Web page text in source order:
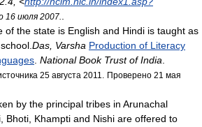
16 июля 2007.
of the state is English and Hindi is taught as
Das, Varsha Production of Literacy
National Book Trust of India
25 августа 2011.
Проверено 21 мая
by the principal tribes in Arunachal
Bhoti, Khampti and Nishi are offered to